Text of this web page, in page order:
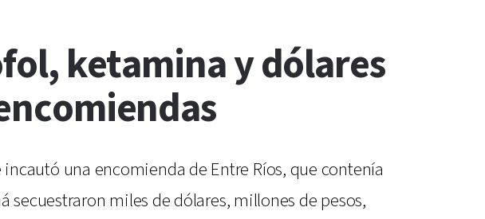
ketamina y dólares
una encomienda de Entre Ríos, que contenía
miles de dólares, millones de pesos,